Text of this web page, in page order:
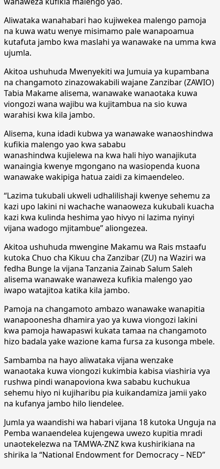
Aliwataka wanahabari hao kujiwekea malengo pamoja
na kuwa watu wenye misimamo pale wanapoamua
kutafuta jambo kwa maslahi ya wanawake na umma kwa
ujumla.
Akitoa ushuhuda Mwenyekiti wa Jumuia ya kupambana
na changamoto zinazowakabili wajane Zanzibar (ZAWIO)
Tabia Makame alisema, wanawake wanaotaka kuwa
viongozi wana wajibu wa kujitambua na sio kuwa
warahisi kwa kila jambo.
Alisema, kuna idadi kubwa ya wanawake wanaoshindwa
kufikia malengo yao kwa sababu
wanashindwa kujielewa na kwa hali hiyo wanajikuta
wanaingia kwenye mgongano na wasiopenda kuona
wanawake wakipiga hatua zaidi za kimaendeleo.
“Lazima tukubali ukweli udhalilishaji kwenye sehemu za
kazi upo lakini ni wachache wanaoweza kukubali kuacha
kazi kwa kulinda heshima yao hivyo ni lazima nyinyi
vijana wadogo mjitambue’’ aliongezea.
Akitoa ushuhuda mwengine Makamu wa Rais mstaafu
kutoka Chuo cha Kikuu cha Zanzibar (ZU) na Waziri wa
fedha Bunge la vijana Tanzania Zainab Salum Saleh
alisema wanawake wanaweza kufikia malengo yao
iwapo watajitoa katika kila jambo.
Pamoja na changamoto ambazo wanawake wanapitia
wanapoonesha dhamira yao ya kuwa viongozi lakini
kwa pamoja hawapaswi kukata tamaa na changamoto
hizo badala yake wazione kama fursa za kusonga mbele.
Sambamba na hayo aliwataka vijana wenzake
wanaotaka kuwa viongozi kukimbia kabisa viashiria vya
rushwa pindi wanapoviona kwa sababu kuchukua
sehemu hiyo ni kujiharibu pia kuikandamiza jamii yako
na kufanya jambo hilo liendelee.
Jumla ya waandishi wa habari vijana 18 kutoka Unguja na
Pemba wanaendelea kujengewa uwezo kupitia mradi
unaotekelezwa na TAMWA-ZNZ kwa kushirikiana na
shirika la “National Endowment for Democracy – NED”